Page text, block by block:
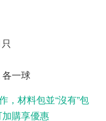
一球
材料包並“沒有”包
購享優惠